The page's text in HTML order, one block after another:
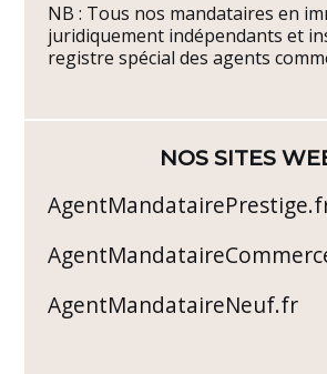
NB : Tous nos mandataires en
juridiquement indépendants et
registre spécial des agents
NOS SITES
AgentMandataireNeuf.fr